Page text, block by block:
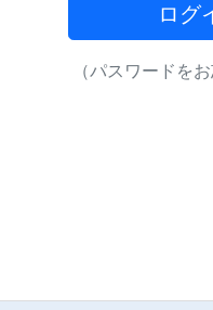
ログ
（パスワードを